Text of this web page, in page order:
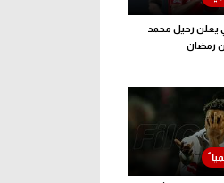
يعلن رحيل محمد
رمضان